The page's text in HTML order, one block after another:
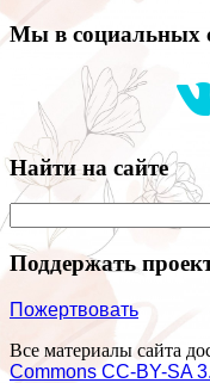
Мы в социальных
Найти на сайте
Поддержать
Пожертвовать
Все материалы сайта
Commons СС-BY-SA